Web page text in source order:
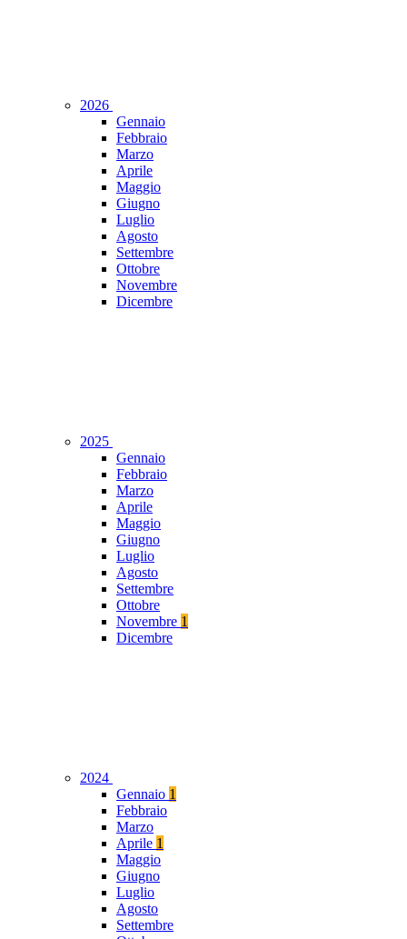
2026
Gennaio
Febbraio
Marzo
Aprile
Maggio
Giugno
Luglio
Agosto
Settembre
Ottobre
Novembre
Dicembre
2025
Gennaio
Febbraio
Marzo
Aprile
Maggio
Giugno
Luglio
Agosto
Settembre
Ottobre
Novembre 1
Dicembre
2024
Gennaio 1
Febbraio
Marzo
Aprile 1
Maggio
Giugno
Luglio
Agosto
Settembre